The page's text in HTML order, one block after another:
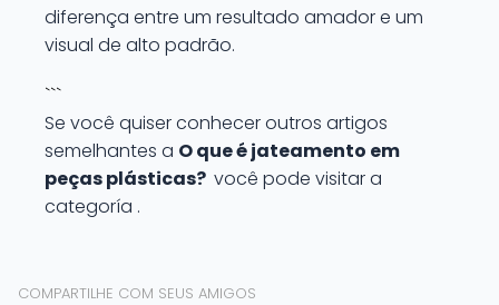
diferença entre um resultado amador e um
visual de alto padrão.
```
Se você quiser conhecer outros artigos
semelhantes a O que é jateamento em
peças plásticas? você pode visitar a
categoría .
COMPARTILHE COM SEUS AMIGOS